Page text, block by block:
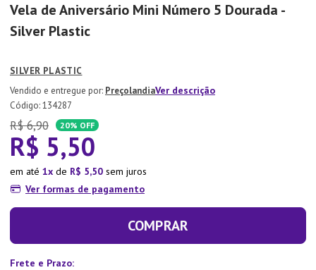
Vela de Aniversário Mini Número 5 Dourada -
Silver Plastic
SILVER PLASTIC
PreçolandiaVer descrição
:134287
R$ 6,90 20% OFF
R$ 5,50
em até 1 de R$ 5,50 sem juros
Ver formas de pagamento
COMPRAR
10º Lixeira